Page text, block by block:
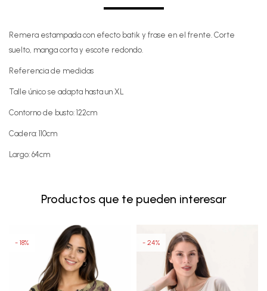
Remera estampada con efecto batik y frase en el frente. Corte
suelto, manga corta y escote redondo.
Referencia de medidas
Talle único se adapta hasta un XL
Contorno de busto: 122cm
Cadera: 110cm
Largo: 64cm
Productos que te pueden interesar
18 24